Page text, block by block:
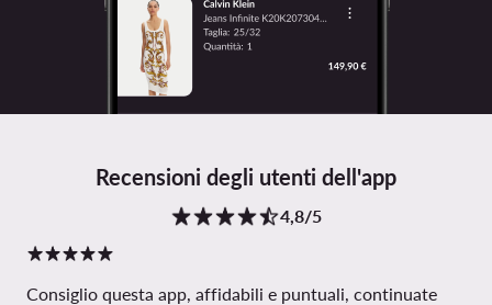
Recensioni degli utenti dell'app
4,8/5
Consiglio questa app, affidabili e puntuali, continuate